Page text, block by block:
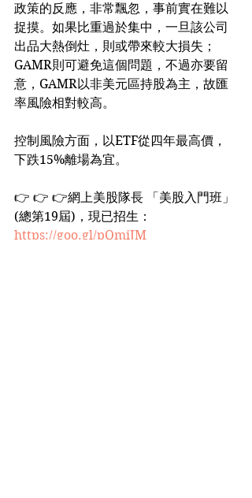
政策的反應，非常飄忽，事前實在難以
捉摸。如果比重過於集中，一旦該公司
出品大熱倒灶，則或帶來較大損失；
GAMR則可避免這個問題，不過亦要留
意，GAMR以非美元區持股為主，故匯
率風險相對較高。
控制風險方面，以ETF從四年最高價，
下跌15%離場為宜。
👉 👉 👉網上美股隊長 「美股入門班」
(總第19屆)，現已招生：
https://goo.gl/pQmiJM